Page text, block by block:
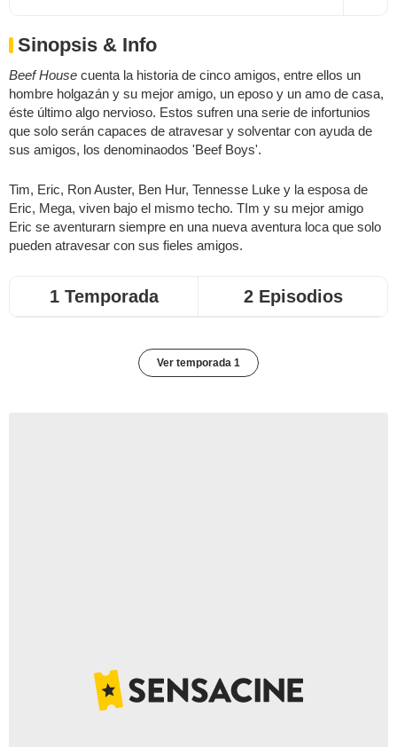
Sinopsis & Info
Beef House cuenta la historia de cinco amigos, entre ellos un
hombre holgazán y su mejor amigo, un eposo y un amo de casa,
éste último algo nervioso. Estos sufren una serie de infortunios
que solo serán capaces de atravesar y solventar con ayuda de
sus amigos, los denominaodos 'Beef Boys'.
Tim, Eric, Ron Auster, Ben Hur, Tennesse Luke y la esposa de
Eric, Mega, viven bajo el mismo techo. TIm y su mejor amigo
Eric se aventurarn siempre en una nueva aventura loca que solo
pueden atravesar con sus fieles amigos.
1 Temporada 2 Episodios
Ver temporada 1